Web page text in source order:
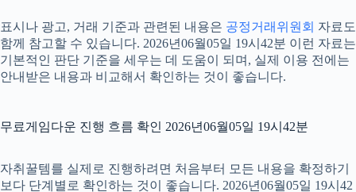
표시나 광고, 거래 기준과 관련된 내용은 공정거래위원회 자료도
함께 참고할 수 있습니다. 2026년06월05일 19시42분 이런 자료는
기본적인 판단 기준을 세우는 데 도움이 되며, 실제 이용 전에는
안내받은 내용과 비교해서 확인하는 것이 좋습니다.
무료게임다운 진행 흐름 확인 2026년06월05일 19시42분
자취꿀템를 실제로 진행하려면 처음부터 모든 내용을 확정하기
보다 단계별로 확인하는 것이 좋습니다. 2026년06월05일 19시42